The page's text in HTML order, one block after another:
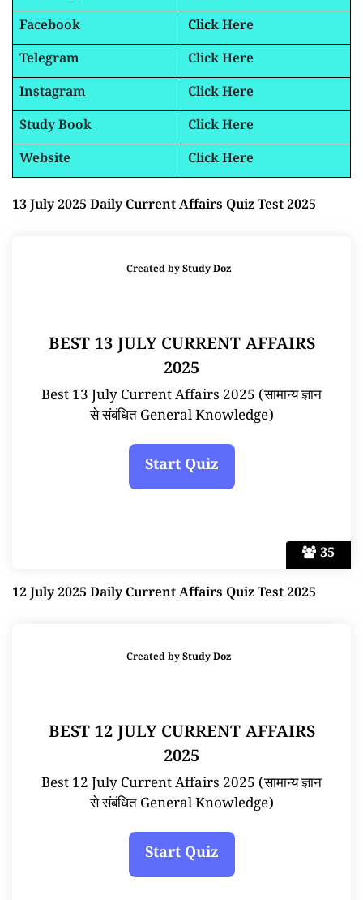
Facebook
Click Here
Telegram
Click Here
Instagram
Click Here
Study Book
Click Here
Website
Click Here
13 July 2025 Daily Current Affairs Quiz Test 2025
35
Created byStudy Doz
BEST 13 JULY CURRENT AFFAIRS
2025
Best 13 July Current Affairs 2025 (सामान्य ज्ञान
से संबंधित General Knowledge)
12 July 2025 Daily Current Affairs Quiz Test 2025
Created byStudy Doz
BEST 12 JULY CURRENT AFFAIRS
2025
Best 12 July Current Affairs 2025 (सामान्य ज्ञान
से संबंधित General Knowledge)